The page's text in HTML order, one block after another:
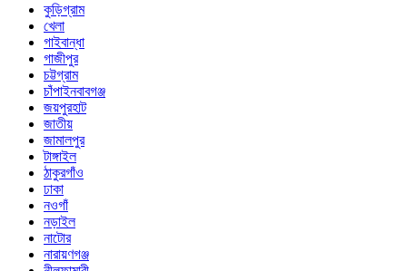
কুড়িগ্রাম
খেলা
গাইবান্ধা
গাজীপুর
চট্টগ্রাম
চাঁপাইনবাবগঞ্জ
জয়পুরহাট
জাতীয়
জামালপুর
টাঙ্গাইল
ঠাকুরগাঁও
ঢাকা
নওগাঁ
নড়াইল
নাটোর
নারায়ণগঞ্জ